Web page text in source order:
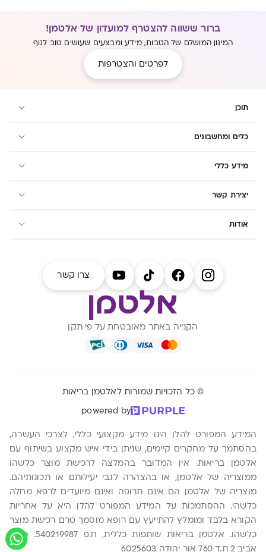
ברור ששווה להצטרף למועדון של אלטמן!
המינון המושלם של הטבות, מידע ומבצעים שעושים טוב לגוף
לפרטים והצטרפות
תוכן
כלים ומחשבונים
מידע כללי
יצירת קשר
אודות
צרו קשר
הקנייה באתר מאובטחת על פי תקן
© כל הזכויות שמורות לאלטמן בריאות
powered by
המידע המפורט להלן הינו מידע מקצועי כללי, לצרכי העשרה,
בהסתמך על מחקרים קיימים, שניתן בידי איש מקצוע בשיתוף עם
אלטמן בריאות. אין המדובר בהמלצה לרכישת מוצר כלשהו
ממוצריה של אלטמן, או בהצהרה לגבי יעילותם או תכונותיהם.
מוצריה של אלטמן הם אינם תרופה ואינם מיועדים לרפא מחלה
כלשהי. ההסתמכות על המידע המפורט להלן היא על אחריות
הקורא בלבד ומומלץ להתייעץ עם רופא מוסמך טרם רכישת מוצר
כלשהו. אלטמן בריאות שותפות כללית, ח.פ 540219987. משה
אביב 2 ת.ד 760 אור יהודה 6025603